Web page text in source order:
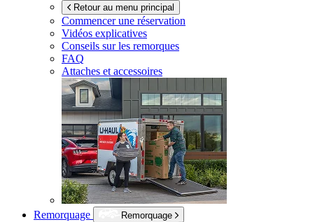
Retour au menu principal
Commencer une réservation
Vidéos explicatives
Conseils sur les remorques
FAQ
Attaches et accessoires
Remorquage
Remorquage